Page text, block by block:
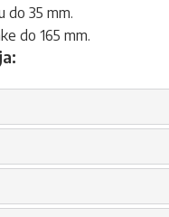
do 35 mm.
do 165 mm.